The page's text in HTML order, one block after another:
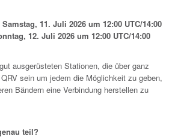
Samstag, 11. Juli 2026 um 12:00 UTC/14:00
12. Juli 2026 um 12:00 UTC/14:00
ausgerüsteten Stationen, die über ganz
sein um jedem die Möglichkeit zu geben,
Bändern eine Verbindung herstellen zu
teil?